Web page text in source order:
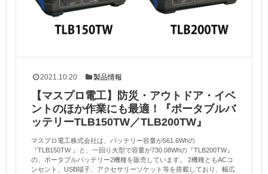
2021.10.20 製品情報
【マスプロ電工】防災・アウトドア・イベ
ントのほか作業にも最適！『ポータブルバ
ッテリーTLB150TW／TLB200TW』
マスプロ電工株式会社は、バッテリー容量が561.6Whの
『TLB150TW 』と、一回り大型で容量が730.08Whの『TLB200TW』
の、ポータブルバッテリー2機種を販売しています。 2機種ともACコ
ンセント、USB端子、アクセサリーソケット等を搭載しており、幅広